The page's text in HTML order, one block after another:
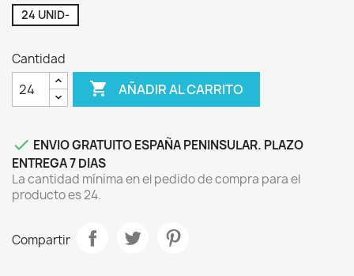
24 UNID-
Cantidad
 AÑADIR AL CARRITO
 ENVIO GRATUITO ESPAÑA PENINSULAR. PLAZO
ENTREGA 7 DIAS
La cantidad mínima en el pedido de compra para el
producto es 24.
Compartir